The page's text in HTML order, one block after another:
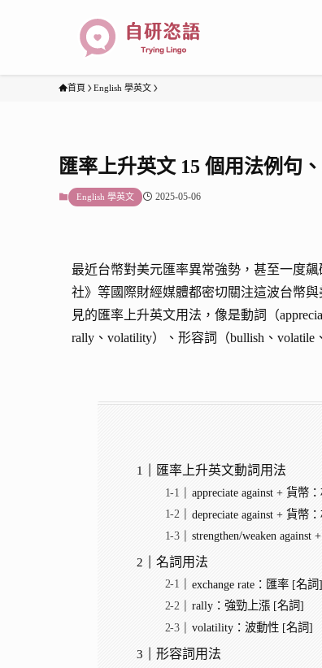
首頁 English 學英文
匯率上升英文 15 個用法例句
English 學英文 2025-05-06
最近台幣對美元匯率異常強勢，甚至一度
社》等國際財經媒體都密切關注這波台幣
見的匯率上升英文用法，像是動詞（
rally、volatility）、形容詞（bullish、
匯率上升英文動詞用法
appreciate against + 貨幣
depreciate against + 貨幣
strengthen/weaken
名詞用法
exchange rate：匯率 [名詞]
rally：強勁上漲 [名詞]
volatility：波動性 [名詞]
形容詞用法